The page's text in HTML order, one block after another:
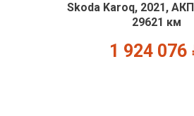
Skoda Karoq, 2021,
29621 км
1 924 076